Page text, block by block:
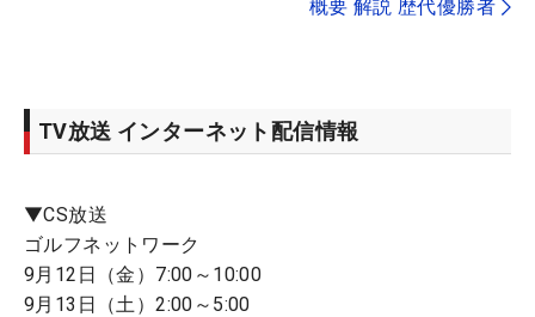
概要 解説 歴代優勝者
TV放送 インターネット配信情報
▼CS放送
ゴルフネットワーク
9月12日（金）7:00～10:00
9月13日（土）2:00～5:00